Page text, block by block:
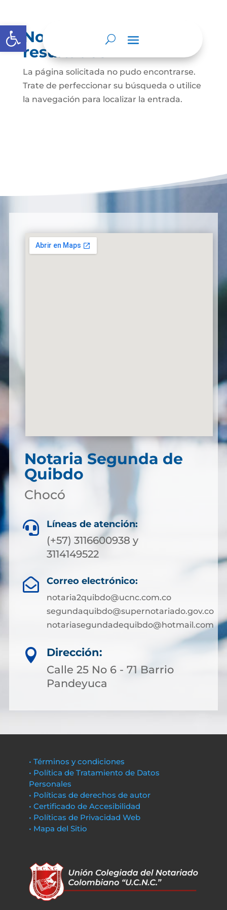
Abrir barra de herramientas
No se encontraron
resultados
La página solicitada no pudo encontrarse.
Trate de perfeccionar su búsqueda o utilice
la navegación para localizar la entrada.
Notaria Segunda de
Quibdo
Chocó
 Líneas de atención:
(+57) 3116600938 y
3114149522
 Correo electrónico:
notaria2quibdo@ucnc.com.co
segundaquibdo@supernotariado.gov.co
notariasegundadequibdo@hotmail.com

Dirección:
Calle 25 No 6 - 71 Barrio
Pandeyuca
• Términos y condiciones
• Política de Tratamiento de Datos
Personales
• Políticas de derechos de autor
• Certificado de Accesibilidad
• Políticas de Privacidad Web
• Mapa del Sitio